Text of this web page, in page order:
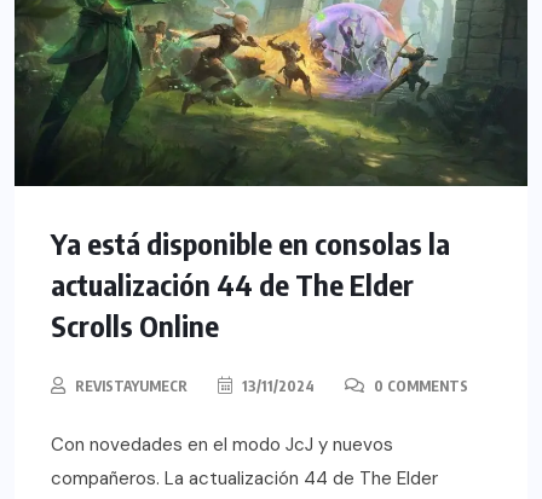
Ya está disponible en consolas la
actualización 44 de The Elder
Scrolls Online
REVISTAYUMECR 13/11/2024 0 COMMENTS
Con novedades en el modo JcJ y nuevos
compañeros. La actualización 44 de The Elder